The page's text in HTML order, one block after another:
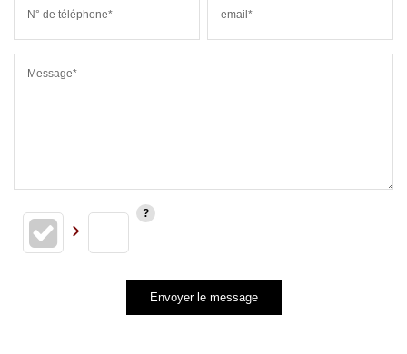
N° de téléphone* email*
Message*
Envoyer le message